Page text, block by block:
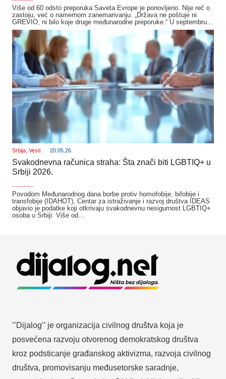
Više od 60 odsto preporuka Saveta Evrope je ponovljeno. Nije reč o
zastoju, već o namernom zanemarivanju. „Država ne poštuje ni
GREVIO, ni bilo koje druge međunarodne preporuke.“ U septembru…
Srbija Vesti 20.05.26
Svakodnevna računica straha: Šta znači biti LGBTIQ+ u
Srbiji 2026.
Povodom Međunarodnog dana borbe protiv homofobije, bifobije i
transfobije (IDAHOT), Centar za istraživanje i razvoj društva IDEAS
objavio je podatke koji otkrivaju svakodnevnu nesigurnost LGBTIQ+
osoba u Srbiji. Više od…
’’Dijalog’’ je organizacija civilnog društva koja je
posvećena razvoju otvorenog demokratskog društva
kroz podsticanje građanskog aktivizma, razvoja civilnog
društva, promovisanju međusetorske saradnje,